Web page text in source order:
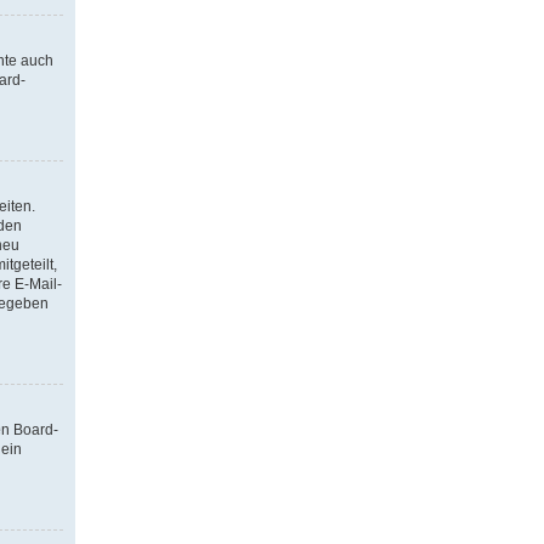
auch
E-Mail-
Board-